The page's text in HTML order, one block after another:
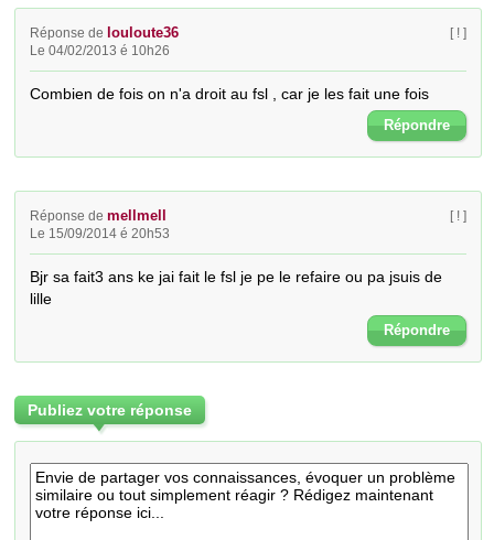
Réponse de louloute36
Le 04/02/2013 é 10h26
[ ! ]
Combien de fois on n'a droit au fsl , car je les fait une fois
Répondre
Réponse demellmell
Le 15/09/2014 é 20h53
[ ! ]
Bjr sa fait3 ans ke jai fait le fsl je pe le refaire ou pa jsuis de
lille
Répondre
Publiez votre réponse